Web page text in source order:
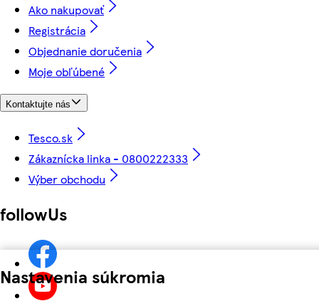
Nastavenia súkromia
Ako nakupovať
Registrácia
Objednanie doručenia
Moje obľúbené
Kontaktujte nás
Tesco.sk
Zákaznícka linka - 0800222333
Výber obchodu
followUs